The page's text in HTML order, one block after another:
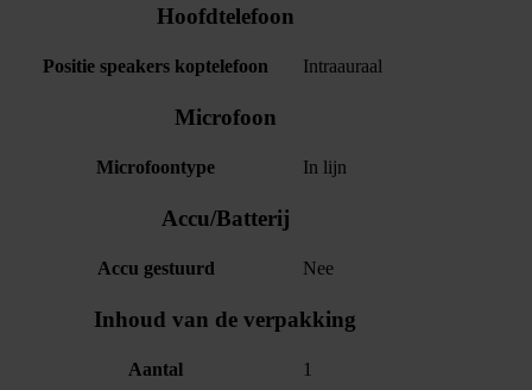
Hoofdtelefoon
Positie speakers koptelefoon Intraauraal
Microfoon
Microfoontype In lijn
Accu/Batterij
Accu gestuurd Nee
Inhoud van de verpakking
Aantal 1